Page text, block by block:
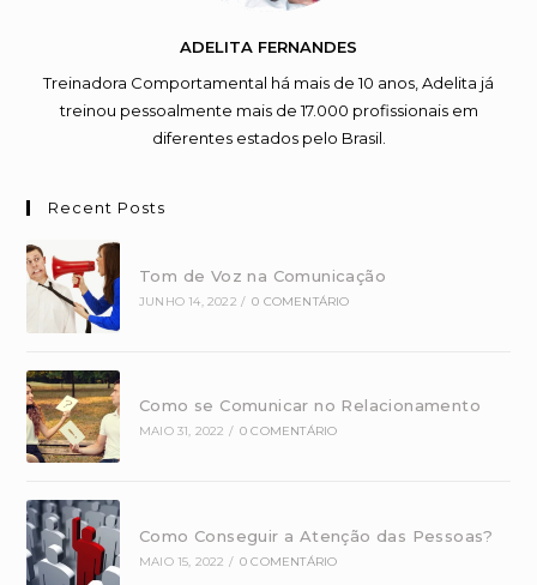
ADELITA FERNANDES
Treinadora Comportamental há mais de 10 anos, Adelita já
treinou pessoalmente mais de 17.000 profissionais em
diferentes estados pelo Brasil.
Recent Posts
Tom de Voz na Comunicação
JUNHO 14, 2022 / 0 COMENTÁRIO
Como se Comunicar no Relacionamento
MAIO 31, 2022 / 0 COMENTÁRIO
Como Conseguir a Atenção das Pessoas?
MAIO 15, 2022 / 0 COMENTÁRIO